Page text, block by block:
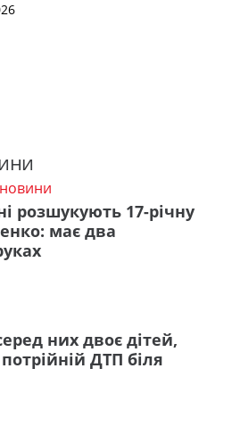
розшукують 17-річну
має два
них двоє дітей,
ДТП біля